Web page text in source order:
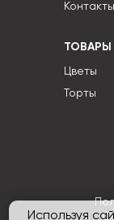
Используя
Контакты
ТОВАРЫ
Цветы
Торты